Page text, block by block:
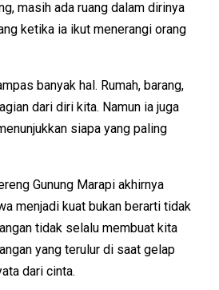
masih ada ruang dalam dirinya
ketika ia ikut menerangi orang
banyak hal. Rumah, barang,
dari diri kita. Namun ia juga
siapa yang paling
Gunung Marapi akhirnya
menjadi kuat bukan berarti tidak
tidak selalu membuat kita
yang terulur di saat gelap
dari cinta.